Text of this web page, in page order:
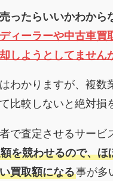
ったらいいかわから
ディーラーや中古車買
しようとしてません
わかりますが、複数
比較しないと絶対損
で査定させるサービ
を競わせるので、ほ
買取額になる事が多